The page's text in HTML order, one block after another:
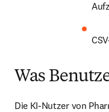
Was
Die KI-Nutzer von